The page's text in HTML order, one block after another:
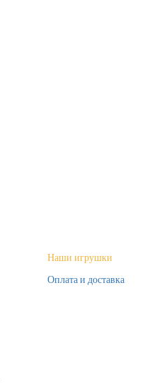
Наши игрушки
Оплата и доставка